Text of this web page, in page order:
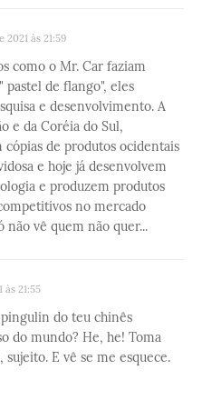
2021 às 21:59
como o Mr. Car faziam
pastel de flango", eles
e desenvolvimento. A
e da Coréia do Sul,
cópias de produtos ocidentais
e hoje já desenvolvem
e produzem produtos
no mercado
não vê quem não quer...
às 21:55
do teu chinês
do mundo? He, he! Toma
E vê se me esquece.